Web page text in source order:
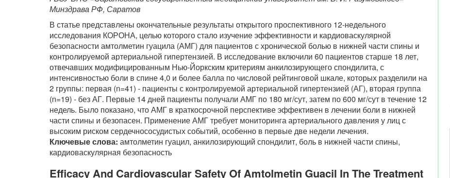
Минздрава РФ, Саратов
В статье представлены окончательные результаты открытого проспективного 12-недельного
исследования КОРОНА, целью которого стало изучение эффективности и кардиоваскулярной
безопасности амтолметин гуацила (АМГ) для пациентов с хронической болью в нижней части спины и
контролируемой артериальной гипертензией. В исследование включили 60 пациентов старше 18 лет,
отвечавших модифицированным Нью-Йоркским критериям анкилозирующего спондилита, с
интенсивностью боли в спине 4,0 и более балла по числовой рейтинговой шкале, которых разделили на
2 группы: первая (n=41) - пациенты с контролируемой артериальной гипертензией (АГ), вторая группа
(n=19) - без АГ. Первые 14 дней пациенты получали АМГ по 180 мг/сут, затем по 600 мг/сут в течение 12
недель. Было показано, что АМГ в краткосрочной перспективе эффективен в лечении боли в нижней
части спины и безопасен. Применение АМГ требует мониторинга артериального давления у лиц с
высоким риском сердечнососудистых событий, особенно в первые две недели лечения.
Ключевые слова: амтолметин гуацил, анкилозирующий спондилит, боль в нижней части спины,
кардиоваскулярная безопасность
Efficacy And Cardiovascular Safety Of Amtolmetin Guacil In The Treatment